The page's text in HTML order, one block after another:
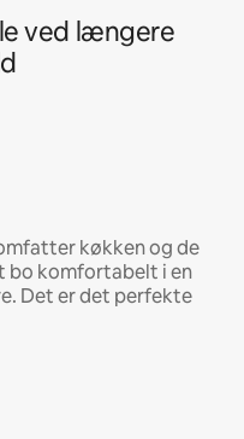
ved længere
køkken og de
bo komfortabelt i en
Det er det perfekte